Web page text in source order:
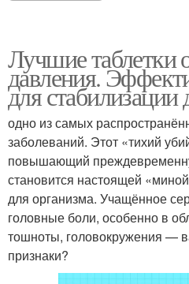
Лучшие таблетки
давления.
для стабилизации
одно из самых
заболеваний. Этот «тихий
повышающий
становится настоящей
для организма. Учащённое
головные боли, особенно в
тошноты, головокружения —
признаки?